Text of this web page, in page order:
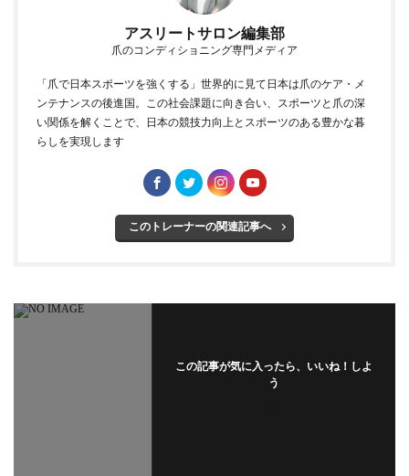
アスリートサロン編集部
爪のコンディショニング専門メディア
「爪で日本スポーツを強くする」世界的に見て日本は爪のケア・メ
ンテナンスの後進国。この社会課題に向き合い、スポーツと爪の深
い関係を解くことで、日本の競技力向上とスポーツのある豊かな暮
らしを実現します
このトレーナーの関連記事へ
この記事が気に入ったら、いいね！しよ
う